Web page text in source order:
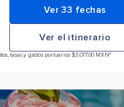
Ver 33 fechas
Ver el itinerario
tasas y gastos portuarios $3,077.00 MXN*